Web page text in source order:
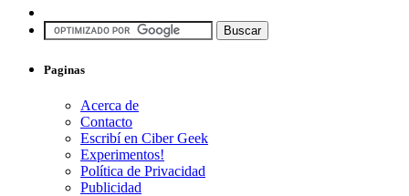
Paginas
Acerca de
Contacto
Escribí en Ciber Geek
Experimentos!
Política de Privacidad
Publicidad